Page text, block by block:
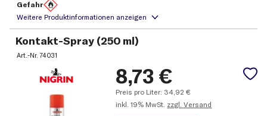
Gefahr
Kontakt-Spray (250 ml)
Art.-Nr.74031
8,73 €
Preis pro Liter: 34,92 €
inkl. 19% MwSt. zzgl. Versand